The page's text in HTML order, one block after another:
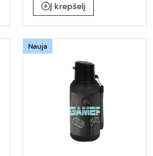
Į krepšelį
Nauja